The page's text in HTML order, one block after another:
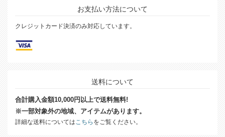
お支払い方法について
クレジットカード決済のみ対応しています。
送料について
合計購入金額10,000円以上で送料無料!
※一部対象外の地域、アイテムがあります。
詳細な送料についてはこちら をご覧ください。